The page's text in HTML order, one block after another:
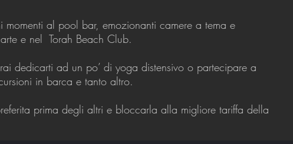
momenti al pool bar, emozionanti camere a tema e
e nel Torah Beach Club.
dedicarti ad un po’ di yoga distensivo o partecipare a
in barca e tanto altro.
prima degli altri e bloccarla alla migliore tariffa della